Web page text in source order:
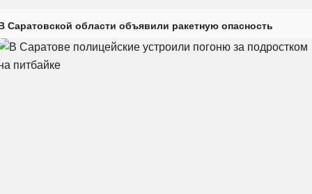
Саратовской области объявили ракетную опасность